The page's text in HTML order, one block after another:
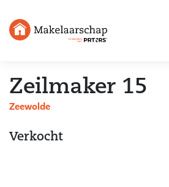
Zeilmaker 15
Zeewolde
Verkocht